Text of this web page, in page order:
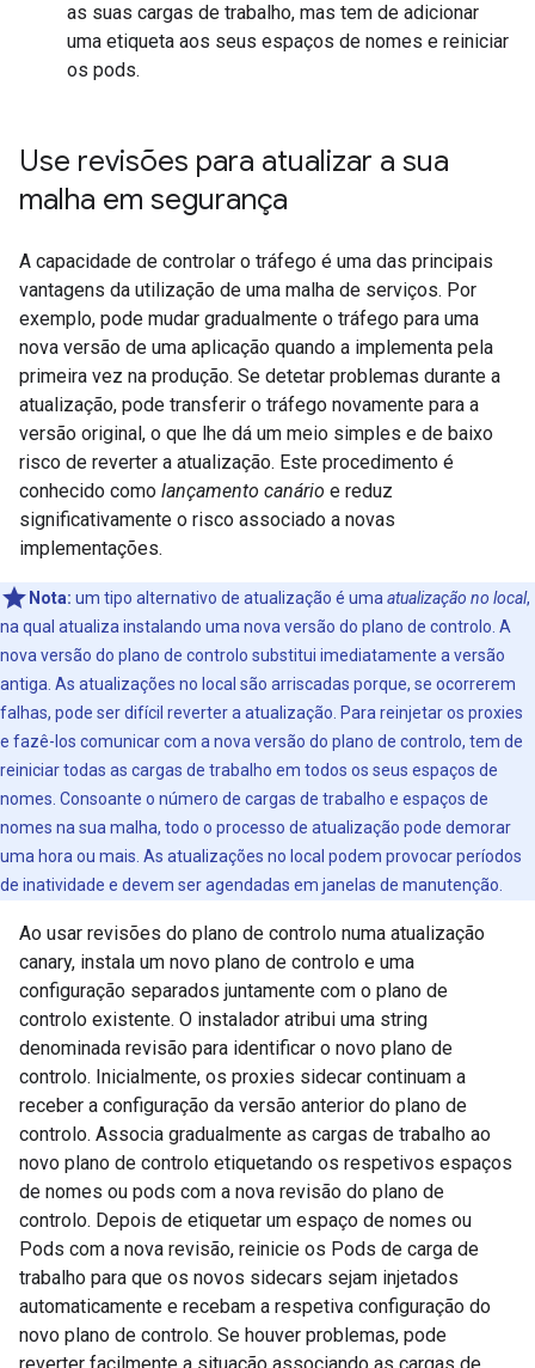
as suas cargas de trabalho, mas tem de adicionar
uma etiqueta aos seus espaços de nomes e reiniciar
os pods.
Use revisões para atualizar a sua
malha em segurança
A capacidade de controlar o tráfego é uma das principais
vantagens da utilização de uma malha de serviços. Por
exemplo, pode mudar gradualmente o tráfego para uma
nova versão de uma aplicação quando a implementa pela
primeira vez na produção. Se detetar problemas durante a
atualização, pode transferir o tráfego novamente para a
versão original, o que lhe dá um meio simples e de baixo
risco de reverter a atualização. Este procedimento é
conhecido como lançamento canário e reduz
significativamente o risco associado a novas
implementações.
Nota: um tipo alternativo de atualização é uma atualização no local,
na qual atualiza instalando uma nova versão do plano de controlo. A
nova versão do plano de controlo substitui imediatamente a versão
antiga. As atualizações no local são arriscadas porque, se ocorrerem
falhas, pode ser difícil reverter a atualização. Para reinjetar os proxies
e fazê-los comunicar com a nova versão do plano de controlo, tem de
reiniciar todas as cargas de trabalho em todos os seus espaços de
nomes. Consoante o número de cargas de trabalho e espaços de
nomes na sua malha, todo o processo de atualização pode demorar
uma hora ou mais. As atualizações no local podem provocar períodos
de inatividade e devem ser agendadas em janelas de manutenção.
Ao usar revisões do plano de controlo numa atualização
canary, instala um novo plano de controlo e uma
configuração separados juntamente com o plano de
controlo existente. O instalador atribui uma string
denominada revisão para identificar o novo plano de
controlo. Inicialmente, os proxies sidecar continuam a
receber a configuração da versão anterior do plano de
controlo. Associa gradualmente as cargas de trabalho ao
novo plano de controlo etiquetando os respetivos espaços
de nomes ou pods com a nova revisão do plano de
controlo. Depois de etiquetar um espaço de nomes ou
Pods com a nova revisão, reinicie os Pods de carga de
trabalho para que os novos sidecars sejam injetados
automaticamente e recebam a respetiva configuração do
novo plano de controlo. Se houver problemas, pode